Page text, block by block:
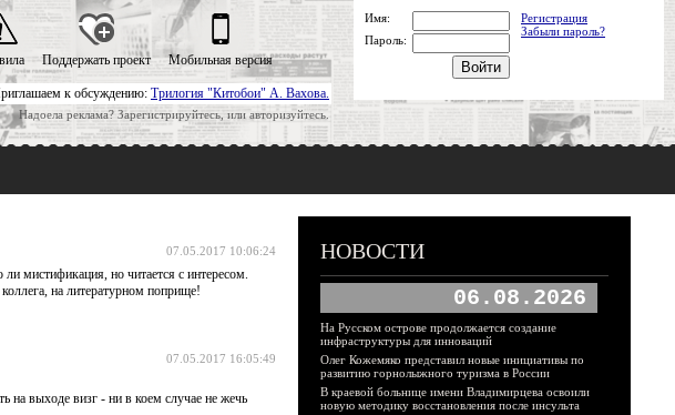
к обсуждению: Трилогия "Китобои" А. Вахова.
Надоела реклама? Зарегистрируйтесь, или авторизуйтесь.
Поддержать проект Мобильная версия
Имя:
Регистрация
Забыли пароль?
Пароль:
07.05.2017 10:06:24
мистификация, но читается с интересом.
на литературном поприще!
07.05.2017 16:05:49
на выходе визг - ни в коем случае не жечь
НОВОСТИ
06.08.2026
На Русском острове продолжается создание
инфраструктуры для инноваций
Олег Кожемяко представил новые инициативы по
развитию горнолыжного туризма в России
В краевой больнице имени Владимирцева освоили
новую методику восстановления после инсульта